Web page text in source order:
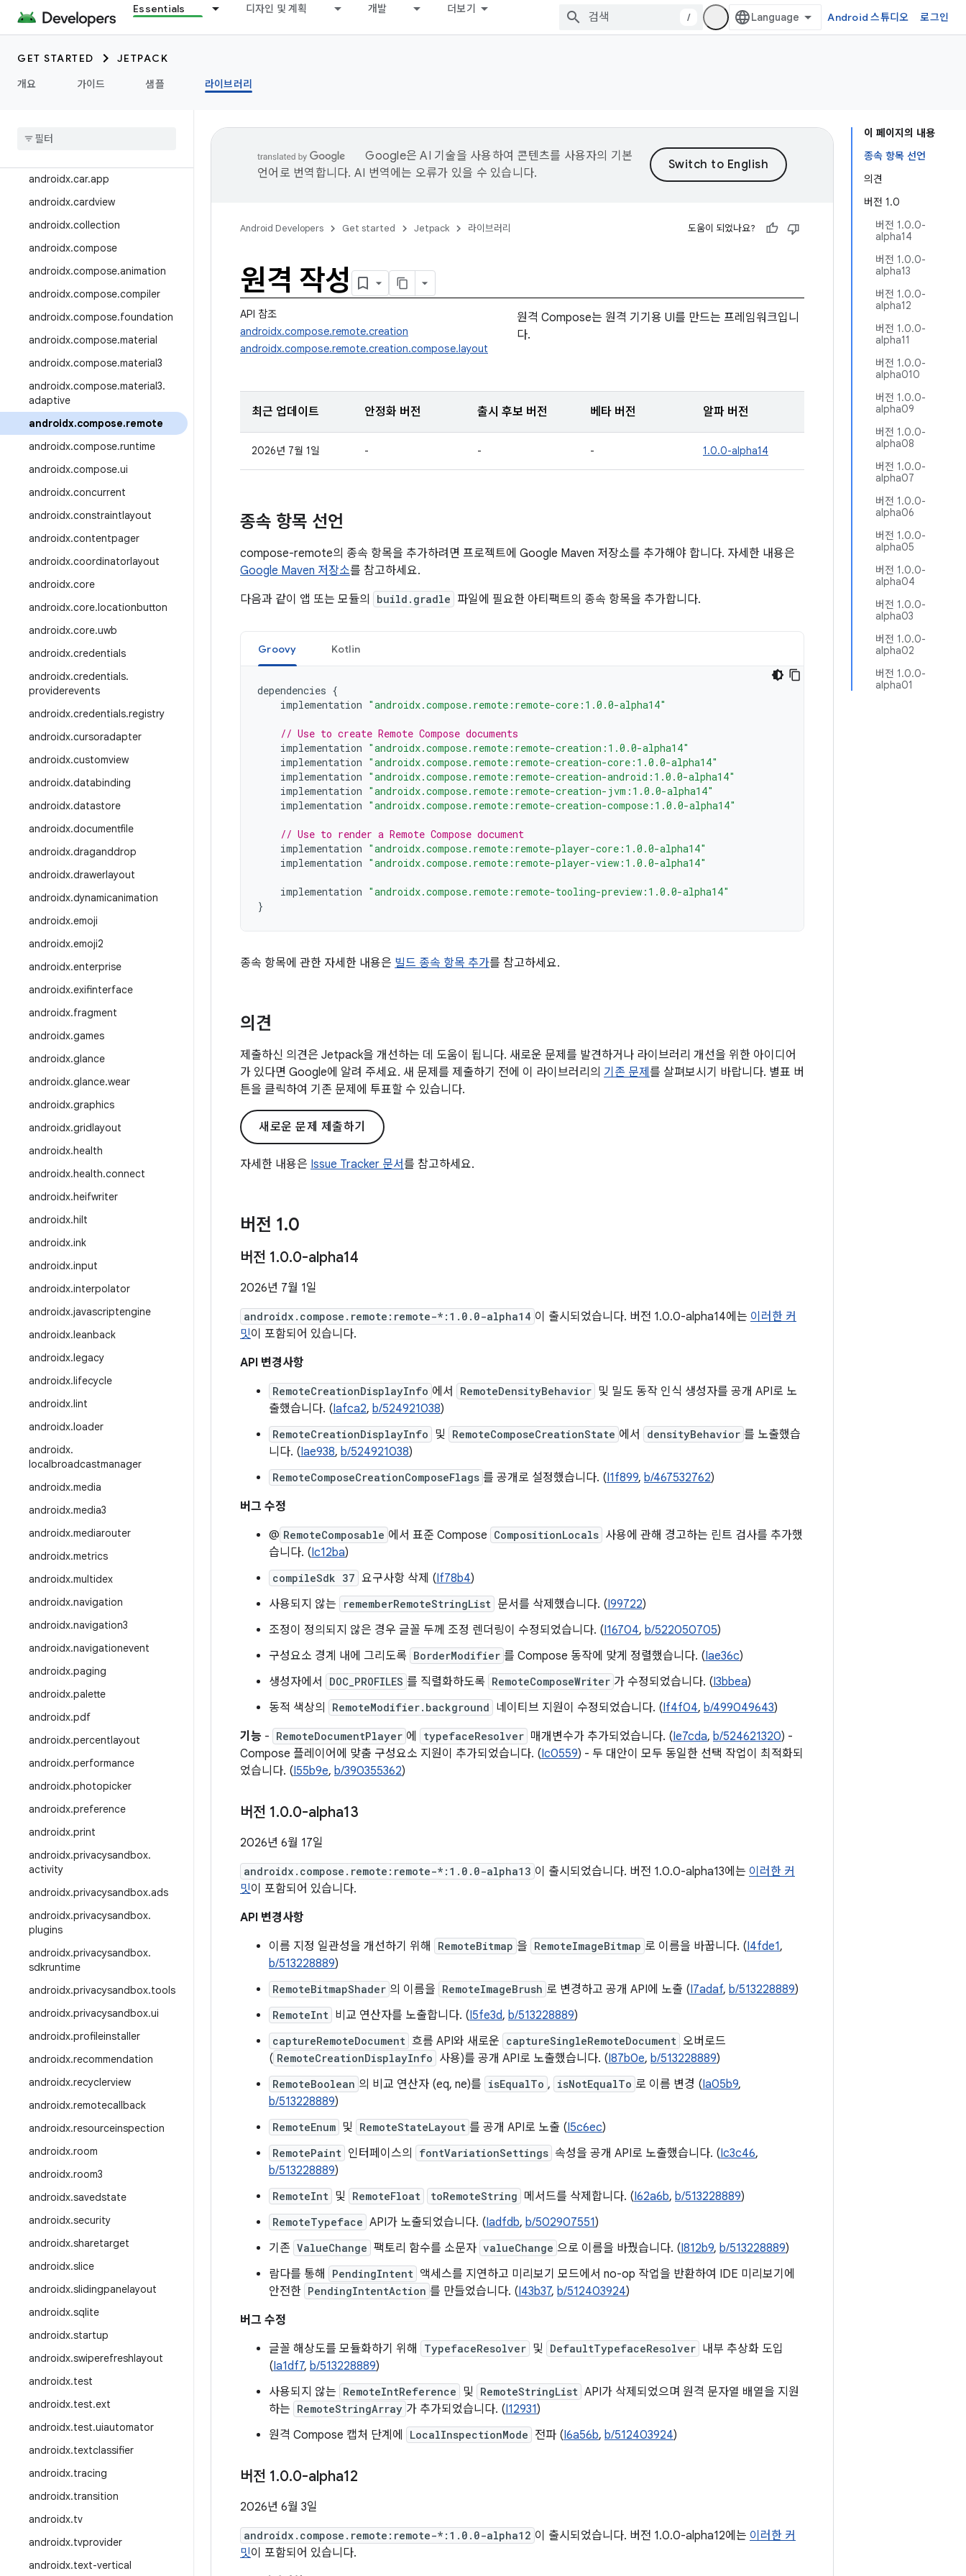
Essentials 디자인 및 계획 개발 더보기
/ Android 스튜디오 로그인
GET STARTED
JETPACK
개요
가이드 샘플 라이브러리
androidx.browser
ationquery
androidx
androidx.car.app
androidx.cardview
androidx.collection
androidx.compose
androidx.compose.animation
androidx.compose.compiler
androidx.compose.foundation
androidx.compose.material
androidx.compose.material3
androidx.compose.material3.
adaptive
androidx.compose.remote
androidx.compose.runtime
androidx.compose.ui
androidx.concurrent
androidx.constraintlayout
androidx.contentpager
androidx.coordinatorlayout
androidx.core
androidx.core.locationbutton
androidx.core.uwb
androidx.credentials
androidx.credentials.
providerevents
androidx.credentials.registry
androidx.cursoradapter
androidx.customview
androidx.databinding
androidx.datastore
androidx.documentfile
androidx.draganddrop
androidx.drawerlayout
androidx.dynamicanimation
androidx.emoji
androidx.emoji2
androidx.enterprise
androidx.exifinterface
androidx.fragment
androidx.games
androidx.glance
androidx.glance.wear
androidx.graphics
androidx.gridlayout
androidx.health
androidx.health.connect
androidx.heifwriter
androidx.hilt
androidx.ink
androidx.input
androidx.interpolator
androidx.javascriptengine
androidx.leanback
androidx.legacy
androidx.lifecycle
androidx.lint
androidx.loader
androidx.
localbroadcastmanager
androidx.media
androidx.media3
androidx.mediarouter
androidx.metrics
androidx.multidex
androidx.navigation
androidx.navigation3
androidx.navigationevent
androidx.paging
androidx.palette
androidx.pdf
androidx.percentlayout
androidx.performance
androidx.photopicker
androidx.preference
androidx.print
androidx.privacysandbox.
activity
androidx.privacysandbox.ads
androidx.privacysandbox.
plugins
androidx.privacysandbox.
sdkruntime
androidx.privacysandbox.tools
androidx.privacysandbox.ui
androidx.profileinstaller
androidx.recommendation
androidx.recyclerview
androidx.remotecallback
androidx.resourceinspection
androidx.room
androidx.room3
androidx.savedstate
androidx.security
androidx.sharetarget
androidx.slice
androidx.slidingpanelayout
androidx.sqlite
androidx.startup
androidx.swiperefreshlayout
androidx.test
androidx.test.ext
androidx.test.uiautomator
androidx.textclassifier
androidx.tracing
androidx.transition
androidx.tv
androidx.tvprovider
androidx.text-vertical
이 페이지의 내용
종속 항목 선언
의견
버전 1.0
버전 1.0.0-
alpha14
버전 1.0.0-
alpha13
버전 1.0.0-
alpha12
버전 1.0.0-
alpha11
버전 1.0.0-
alpha010
버전 1.0.0-
alpha09
버전 1.0.0-
alpha08
버전 1.0.0-
alpha07
버전 1.0.0-
alpha06
버전 1.0.0-
alpha05
버전 1.0.0-
alpha04
버전 1.0.0-
alpha03
버전 1.0.0-
alpha02
버전 1.0.0-
alpha01
Google은 AI 기술을 사용하여 콘텐츠를 사용자의 기본
언어로 번역합니다. AI 번역에는 오류가 있을 수 있습니다.
Android Developers Get started Jetpack 라이브러리 도움이 되었나요?
원격 작성
API 참조
androidx.compose.remote.creation
androidx.compose.remote.creation.compose.layout
원격 Compose는 원격 기기용 UI를 만드는 프레임워크입니
다.
최근 업데이트 안정화 버전 출시 후보 버전 베타 버전 알파 버전
2026년 7월 1일 - - - 1.0.0-alpha14
종속 항목 선언
compose-remote의 종속 항목을 추가하려면 프로젝트에 Google Maven 저장소를 추가해야 합니다. 자세한 내용은
Google Maven 저장소를 참고하세요.
다음과 같이 앱 또는 모듈의
build.gradle 파일에 필요한 아티팩트의 종속 항목을 추가합니다.
Groovy Kotlin
dependencies {
implementation "androidx.compose.remote:remote-core:1.0.0-alpha14"
// Use to create Remote Compose documents
implementation "androidx.compose.remote:remote-creation:1.0.0-alpha14"
implementation "androidx.compose.remote:remote-creation-core:1.0.0-alpha14"
implementation "androidx.compose.remote:remote-creation-android:1.0.0-alpha14"
implementation "androidx.compose.remote:remote-creation-jvm:1.0.0-alpha14"
implementation "androidx.compose.remote:remote-creation-compose:1.0.0-alpha14"
// Use to render a Remote Compose document
implementation "androidx.compose.remote:remote-player-core:1.0.0-alpha14"
implementation "androidx.compose.remote:remote-player-view:1.0.0-alpha14"
implementation "androidx.compose.remote:remote-tooling-preview:1.0.0-alpha14"
}
종속 항목에 관한 자세한 내용은 빌드 종속 항목 추가를 참고하세요.
의견
제출하신 의견은 Jetpack을 개선하는 데 도움이 됩니다. 새로운 문제를 발견하거나 라이브러리 개선을 위한 아이디어
가 있다면 Google에 알려 주세요. 새 문제를 제출하기 전에 이 라이브러리의 기존 문제 를 살펴보시기 바랍니다. 별표 버
튼을 클릭하여 기존 문제에 투표할 수 있습니다.
새로운 문제 제출하기
자세한 내용은 Issue Tracker 문서를 참고하세요.
버전 1.0
버전 1.0.0-alpha14
2026년 7월 1일
androidx.compose.remote:remote-*:1.0.0-alpha14 이 출시되었습니다. 버전 1.0.0-alpha14에는 이러한 커
밋이 포함되어 있습니다.
API 변경사항
RemoteCreationDisplayInfo 에서 RemoteDensityBehavior 및 밀도 동작 인식 생성자를 공개 API로 노
출했습니다. (Iafca2, b/524921038)
RemoteCreationDisplayInfo 및 RemoteComposeCreationState 에서 densityBehavior 를 노출했습
니다. (Iae938, b/524921038)
RemoteComposeCreationComposeFlags 를 공개로 설정했습니다. (I1f899, b/467532762)
버그 수정
@ RemoteComposable 에서 표준 Compose CompositionLocals 사용에 관해 경고하는 린트 검사를 추가했
습니다. (Ic12ba)
compileSdk 37 요구사항 삭제 (If78b4)
사용되지 않는
rememberRemoteStringList 문서를 삭제했습니다. (I99722)
조정이 정의되지 않은 경우 글꼴 두께 조정 렌더링이 수정되었습니다. (I16704, b/522050705)
구성요소 경계 내에 그리도록 BorderModifier 를 Compose 동작에 맞게 정렬했습니다. (Iae36c)
생성자에서
DOC_PROFILES 를 직렬화하도록 RemoteComposeWriter 가 수정되었습니다. (I3bbea)
동적 색상의
RemoteModifier.background 네이티브 지원이 수정되었습니다. (If4f04, b/499049643)
기능 - RemoteDocumentPlayer 에 typefaceResolver 매개변수가 추가되었습니다. (Ie7cda, b/524621320) -
Compose 플레이어에 맞춤 구성요소 지원이 추가되었습니다. (Ic0559) - 두 대안이 모두 동일한 선택 작업이 최적화되
었습니다. (I55b9e, b/390355362)
버전 1.0.0-alpha13
2026년 6월 17일
androidx.compose.remote:remote-*:1.0.0-alpha13 이 출시되었습니다. 버전 1.0.0-alpha13에는 이러한 커
밋이 포함되어 있습니다.
API 변경사항
이름 지정 일관성을 개선하기 위해
RemoteBitmap 을 RemoteImageBitmap 로 이름을 바꿉니다. (I4fde1,
b/513228889)
RemoteBitmapShader 의 이름을 RemoteImageBrush 로 변경하고 공개 API에 노출 (I7adaf, b/513228889)
RemoteInt 비교 연산자를 노출합니다. (I5fe3d, b/513228889)
captureRemoteDocument 흐름 API와 새로운 captureSingleRemoteDocument 오버로드
( RemoteCreationDisplayInfo 사용)를 공개 API로 노출했습니다. (I87b0e, b/513228889)
RemoteBoolean 의 비교 연산자 (eq, ne)를 isEqualTo , isNotEqualTo 로 이름 변경 (Ia05b9,
b/513228889)
RemoteEnum 및 RemoteStateLayout 를 공개 API로 노출 (I5c6ec)
RemotePaint 인터페이스의 fontVariationSettings 속성을 공개 API로 노출했습니다. (Ic3c46,
b/513228889)
RemoteInt 및 RemoteFloat toRemoteString 메서드를 삭제합니다. (I62a6b, b/513228889)
RemoteTypeface API가 노출되었습니다. (Iadfdb, b/502907551)
기존 ValueChange 팩토리 함수를 소문자 valueChange 으로 이름을 바꿨습니다. (I812b9, b/513228889)
람다를 통해
PendingIntent 액세스를 지연하고 미리보기 모드에서 no-op 작업을 반환하여 IDE 미리보기에
안전한 PendingIntentAction 를 만들었습니다. (I43b37, b/512403924)
버그 수정
글꼴 해상도를 모듈화하기 위해
TypefaceResolver 및 DefaultTypefaceResolver 내부 추상화 도입
(Ia1df7, b/513228889)
사용되지 않는 RemoteIntReference 및 RemoteStringList API가 삭제되었으며 원격 문자열 배열을 지원
하는 RemoteStringArray 가 추가되었습니다. (I12931)
원격 Compose 캡처 단계에
LocalInspectionMode 전파 (I6a56b, b/512403924)
버전 1.0.0-alpha12
2026년 6월 3일
androidx.compose.remote:remote-*:1.0.0-alpha12 이 출시되었습니다. 버전 1.0.0-alpha12에는 이러한 커
밋이 포함되어 있습니다.